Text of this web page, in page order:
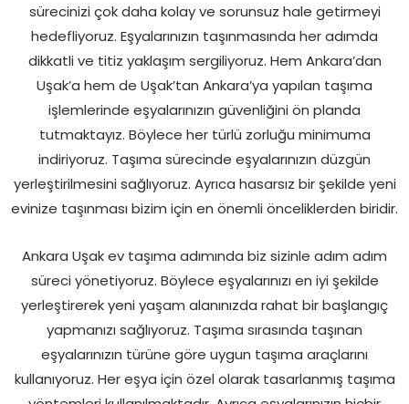
sürecinizi çok daha kolay ve sorunsuz hale getirmeyi
hedefliyoruz. Eşyalarınızın taşınmasında her adımda
dikkatli ve titiz yaklaşım sergiliyoruz. Hem Ankara’dan
Uşak’a hem de Uşak’tan Ankara’ya yapılan taşıma
işlemlerinde eşyalarınızın güvenliğini ön planda
tutmaktayız. Böylece her türlü zorluğu minimuma
indiriyoruz. Taşıma sürecinde eşyalarınızın düzgün
yerleştirilmesini sağlıyoruz. Ayrıca hasarsız bir şekilde yeni
evinize taşınması bizim için en önemli önceliklerden biridir.
Ankara Uşak ev taşıma adımında biz sizinle adım adım
süreci yönetiyoruz. Böylece eşyalarınızı en iyi şekilde
yerleştirerek yeni yaşam alanınızda rahat bir başlangıç
yapmanızı sağlıyoruz. Taşıma sırasında taşınan
eşyalarınızın türüne göre uygun taşıma araçlarını
kullanıyoruz. Her eşya için özel olarak tasarlanmış taşıma